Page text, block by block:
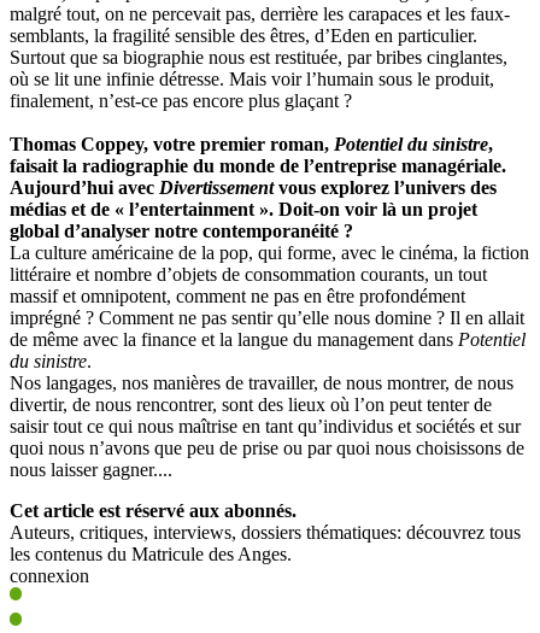
malgré tout, on ne percevait pas, derrière les carapaces et les faux-
semblants, la fragilité sensible des êtres, d’Eden en particulier.
Surtout que sa biographie nous est restituée, par bribes cinglantes,
où se lit une infinie détresse. Mais voir l’humain sous le produit,
finalement, n’est-ce pas encore plus glaçant ?
Thomas Coppey, votre premier roman, Potentiel du sinistre,
faisait la radiographie du monde de l’entreprise managériale.
Aujourd’hui avec Divertissementvous explorez l’univers des
médias et de « l’entertainment ». Doit-on voir là un projet
global d’analyser notre contemporanéité ?
La culture américaine de la pop, qui forme, avec le cinéma, la fiction
littéraire et nombre d’objets de consommation courants, un tout
massif et omnipotent, comment ne pas en être profondément
imprégné ? Comment ne pas sentir qu’elle nous domine ? Il en allait
de même avec la finance et la langue du management dans Potentiel
du sinistre.
Nos langages, nos manières de travailler, de nous montrer, de nous
divertir, de nous rencontrer, sont des lieux où l’on peut tenter de
saisir tout ce qui nous maîtrise en tant qu’individus et sociétés et sur
quoi nous n’avons que peu de prise ou par quoi nous choisissons de
nous laisser gagner....
Cet article est réservé aux abonnés.
Auteurs, critiques, interviews, dossiers thématiques: découvrez tous
les contenus du Matricule des Anges.
connexion